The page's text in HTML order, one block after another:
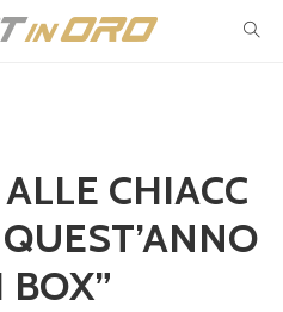
CHIACC